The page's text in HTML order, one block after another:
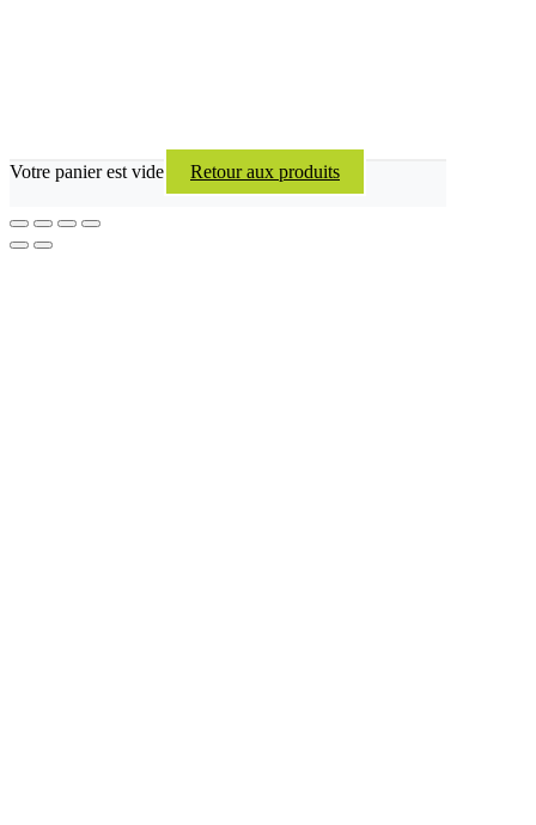
Votre panier est vide Retour aux produits